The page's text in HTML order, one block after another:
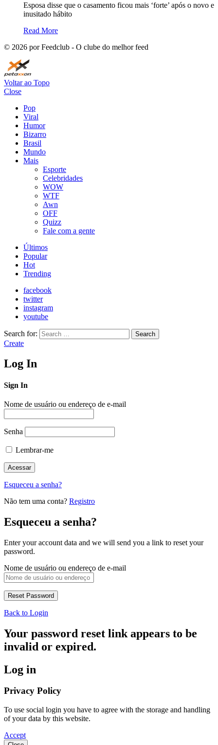
Esposa disse que o casamento ficou mais ‘forte’ após o novo e
inusitado hábito
Read More
© 2026 por Feedclub - O clube do melhor feed
Voltar ao Topo
Close
Pop
Viral
Humor
Bizarro
Brasil
Mundo
Mais
Esporte
Celebridades
WOW
WTF
Awn
OFF
Quizz
Fale com a gente
Últimos
Popular
Hot
Trending
facebook
twitter
instagram
youtube
Search for: Search
Create
Log In
Sign In
Nome de usuário ou endereço de e-mail
Senha
Lembrar-me
Esqueceu a senha?
Não tem uma conta? Registro
Esqueceu a senha?
Enter your account data and we will send you a link to reset your
password.
Nome de usuário ou endereço de e-mail
Back to Login
Your password reset link appears to be
invalid or expired.
Log in
Privacy Policy
To use social login you have to agree with the storage and handling
of your data by this website.
Accept